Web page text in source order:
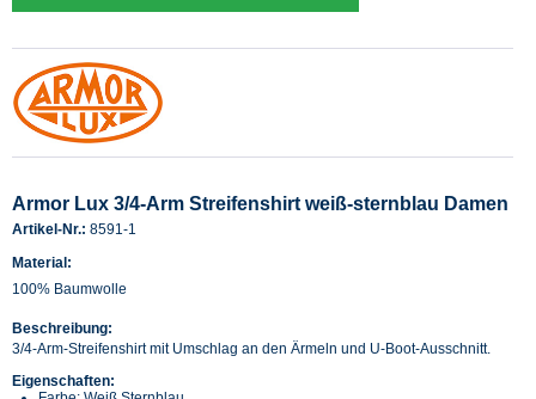
Armor Lux 3/4-Arm Streifenshirt weiß-sternblau Damen
Artikel-Nr.: 8591-1
Material:
100% Baumwolle
Beschreibung:
3/4-Arm-Streifenshirt mit Umschlag an den Ärmeln und U-Boot-Ausschnitt.
Eigenschaften: